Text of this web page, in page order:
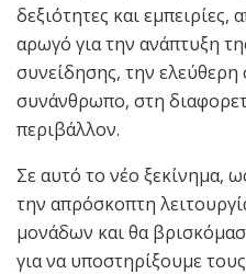
δεξιότητες και
αρωγό για την ανάπτυξη
συνείδησης, την
συνάνθρωπο, στη
περιβάλλον.
Σε αυτό το νέο ξεκίνημα,
την απρόσκοπτη
μονάδων και θα
για να υποστηρίξουμε